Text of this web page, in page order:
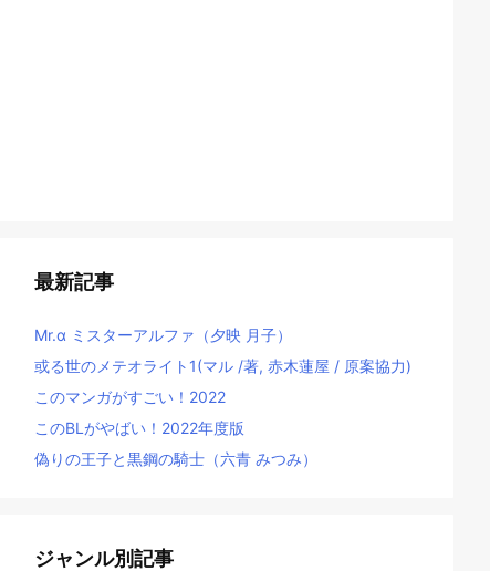
最新記事
Mr.α ミスターアルファ（夕映 月子）
或る世のメテオライト1(マル /著, 赤木蓮屋 / 原案協力)
このマンガがすごい！2022
このBLがやばい！2022年度版
偽りの王子と黒鋼の騎士（六青 みつみ）
ジャンル別記事